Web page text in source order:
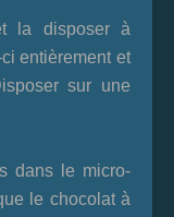
la disposer à
entièrement et
sur une
dans le micro-
le chocolat à